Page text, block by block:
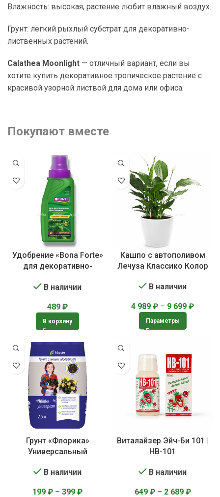
Влажность: высокая, растение любит влажный воздух.
Грунт: лёгкий рыхлый субстрат для декоративно-
лиственных растений.
Calathea Moonlight — отличный вариант, если вы
хотите купить декоративное тропическое растение с
красивой узорной листвой для дома или офиса.
Покупают вместе
Удобрение «Bona Forte»
для декоративно-
В наличии
489 ₽
В корзину
Кашпо с автополивом
Лечуза Классико Колор
В наличии
4 989 ₽ – 9 699 ₽
Параметры
Грунт «Флорика»
Универсальный
В наличии
199 ₽ – 399 ₽
Виталайзер Эйч-Би 101 |
HB-101
В наличии
649 ₽ – 2 689 ₽